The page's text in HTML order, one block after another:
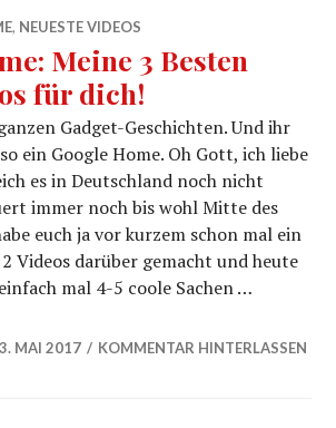
, NEUESTE VIDEOS
Meine 3 Besten
für dich!
Gadget-Geschichten. Und ihr
ein Google Home. Oh Gott, ich liebe
es in Deutschland noch nicht
immer noch bis wohl Mitte des
euch ja vor kurzem schon mal ein
Videos darüber gemacht und heute
mal 4-5 coole Sachen …
3 Besten Kommandos für dich!
MAI 2017 KOMMENTAR HINTERLASSEN